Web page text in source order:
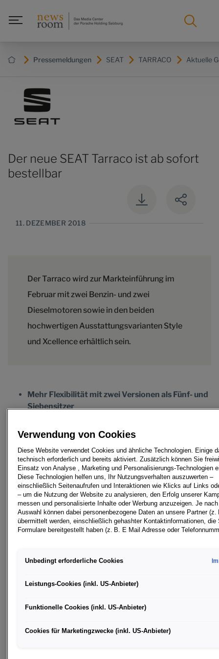
Pressemeldungen SEAT TARRACO Aktuelle
Der neue SEAT Tarraco ist ab sofort
bestellbar
11. DEZEMBER 2018
Der Tarraco wird zur Markteinführung im
Februar mit zwei Benzin- und zwei
Dieselmotoren sowie in den beiden
hochwertigen Ausstattungsvarianten Style
und Xcellence erhältlich sein.
Mehr Flexibilität mit zwei Versionen als Fünf- und
Siebensitzer
Inkl. SEAT eXS KickScooter serienmäßig
Ab 31.990,- Euro inkl. 1.500,- Euro Frühbucher-
Bonus
Der SEAT Tarraco ist da und ab sofort bestellbar. Das
neueste Fahrzeug, das im SEAT Werk in Martorell
(Barcelona) entworfen und entwickelt wurde und in
Wolfsburg gebaut wird, ist das dritte Modell der SUV-
Produktoffensive. Als neues Spitzenmodell der SUV-
Familie verbindet der SEAT Tarraco modernste
eleganten und zukunftsweisenden Design. Er kombiniert
die vielen Vorteile seiner Größe in einem Fahrzeug, das
allen Aspekten des modernen Lebens gerecht wird.
Frühbucher-Bonus
Der Tarraco wird zur Markteinführung im Februar mit
Verwendung von Cookies
Diese Website verwendet Cookies und ähnliche Technologien. Einige
technisch erforderlich und bereits aktiviert. Zusätzlich können Sie
Einsatz von Analyse , Marketing und Personalisierungs-Technologien
Diese Technologien helfen uns, Ihr Nutzungsverhalten auszuwerten –
einschließlich Seitenaufrufen und Interaktionen wie Klicks auf Links
– um die Nutzung der Website zu analysieren, den Erfolg unserer
messen und personalisierte Inhalte oder Werbung anzuzeigen. Je nach
Auswahl können dabei personenbezogene Daten an unsere Partner (z.
übermittelt werden, einschließlich gehashter Kontaktinformationen, die
Formulare bereitgestellt haben (z. B. E Mail Adresse oder
Google Ireland Ltd., die personenbezogene Daten an die Google LLC
weiterleiten kann. In den USA besteht kein der EU gleichwertiges
Rechtsschutzmöglichkeiten können nicht ausgeschlossen werden. Die
Marketing Technologien zulassen, können die dabei anfallenden
wie etwa Seitenaufrufe oder Klick Interaktionen von dem Ihnen
Unbedingt erforderliche Cookies
Leistungs-Cookies (inkl. US-Anbieter)
Funktionelle Cookies (inkl. US-Anbieter)
Cookies für Marketingzwecke (inkl. US-Anbieter)